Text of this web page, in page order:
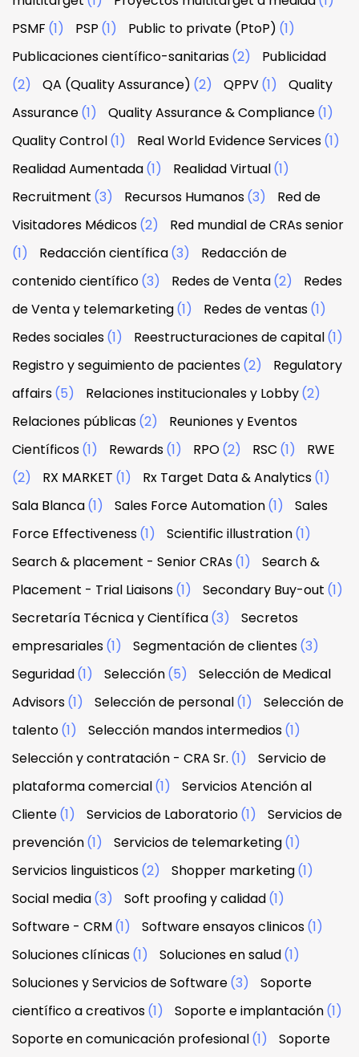
PSMF (1) PSP (1) Public to private (PtoP) (1)
Publicaciones científico-sanitarias(2)
Publicidad
(2)
QA (Quality Assurance) (2) QPPV(1)
Quality
Assurance(1) Quality Assurance & Compliance(1)
Quality Control(1) Real World Evidence Services(1)
Realidad Aumentada(1) Realidad Virtual(1)
Recruitment (3) Recursos Humanos(3)
Red de
Visitadores Médicos(2)
Red mundial de CRAs senior
(1)
Redacción científica(3)
Redacción de
contenido científico(3) Redes de Venta(2)
Redes
de Venta y telemarketing(1) Redes de ventas(1)
Redes sociales(1) Reestructuraciones de capital(1)
Registro y seguimiento de pacientes(2)
Regulatory
affairs(5) Relaciones institucionales y Lobby(2)
Relaciones públicas(2)
Reuniones y Eventos
Científicos(1) Rewards(1) RPO(2) RSC (1)
RWE
(2)
RX MARKET (1) Rx Target Data & Analytics(1)
Sala Blanca(1) Sales Force Automation(1)
Sales
Force Effectiveness(1) Scientific illustration(1)
Search & placement - Senior CRAs(1)
Search &
Placement - Trial Liaisons(1) Secondary Buy-out (1)
Secretaría Técnica y Científica(3)
Secretos
empresariales(1) Segmentación de clientes(3)
Seguridad(1) Selección(5)
Selección de Medical
Advisors(1) Selección de personal(1)
Selección de
talento(1) Selección mandos intermedios(1)
Selección y contratación - CRA Sr. (1)
Servicio de
plataforma comercial(1)
Servicios Atención al
Cliente(1) Servicios de Laboratorio(1)
Servicios de
prevención(1) Servicios de telemarketing(1)
Servicios linguisticos(2) Shopper marketing(1)
Social media(3) Soft proofing y calidad(1)
Software - CRM(1) Software ensayos clinicos(1)
Soluciones clínicas(1) Soluciones en salud(1)
Soluciones y Servicios de Software(3)
Soporte
científico a creativos(1) Soporte e implantación(1)
Soporte en comunicación profesional(1)
Soporte